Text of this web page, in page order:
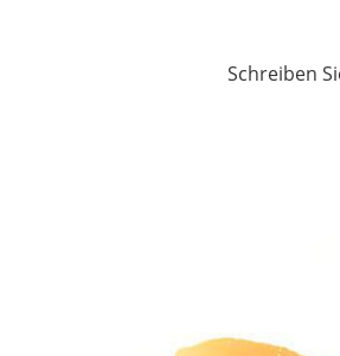
Schreiben